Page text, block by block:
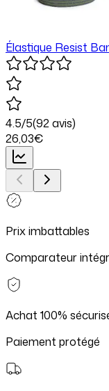
Élastique Resist
4.5/5(92 avis)
26,03€
Prix imbattables
Comparateur
Achat 100%
Paiement protégé